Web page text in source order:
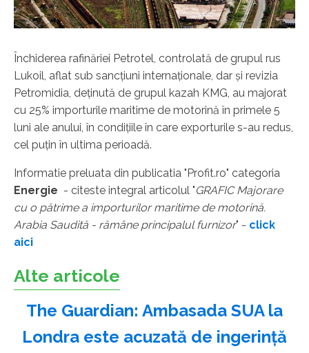
Închiderea rafinăriei Petrotel, controlată de grupul rus
Lukoil, aflat sub sancțiuni internaționale, dar și revizia
Petromidia, deținută de grupul kazah KMG, au majorat
cu 25% importurile maritime de motorină în primele 5
luni ale anului, în condițiile în care exporturile s-au redus,
cel puțin în ultima perioadă.
Informatie preluata din publicatia "Profit.ro" categoria
Energie - citeste integral articolul "GRAFIC Majorare
cu o pătrime a importurilor maritime de motorină.
Arabia Saudită - rămâne principalul furnizor" - click
aici
Alte articole
The Guardian: Ambasada SUA la
Londra este acuzată de ingerinţă